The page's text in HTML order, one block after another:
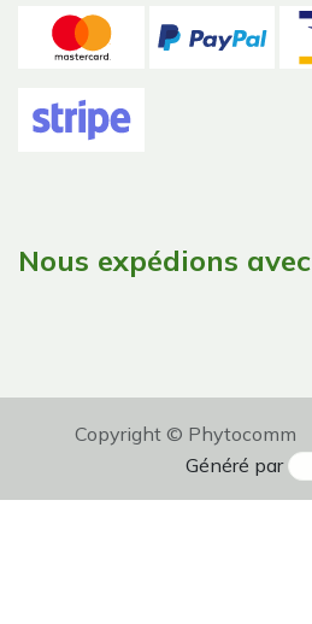
Nous expédions avec
Copyright © Phytocomm
Généré par